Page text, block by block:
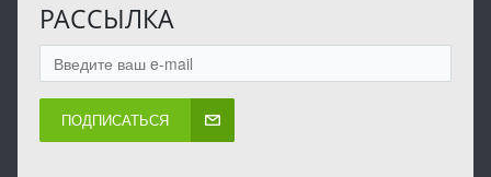
РАССЫЛКА
ПОДПИСАТЬСЯ